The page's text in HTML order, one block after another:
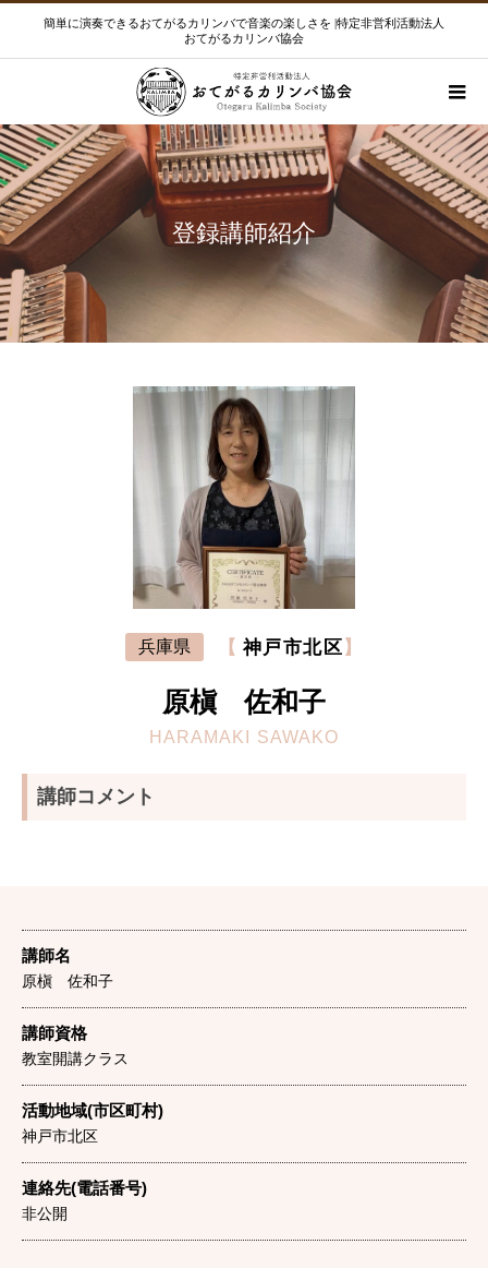
簡単に演奏できるおてがるカリンバで音楽の楽しさを |特定非営利活動法人
おてがるカリンバ協会
登録講師紹介
兵庫県 【 神戸市北区 】
原槇 佐和子
HARAMAKI SAWAKO
講師コメント
講師名
原槇 佐和子
講師資格
教室開講クラス
活動地域(市区町村)
神戸市北区
連絡先(電話番号)
非公開